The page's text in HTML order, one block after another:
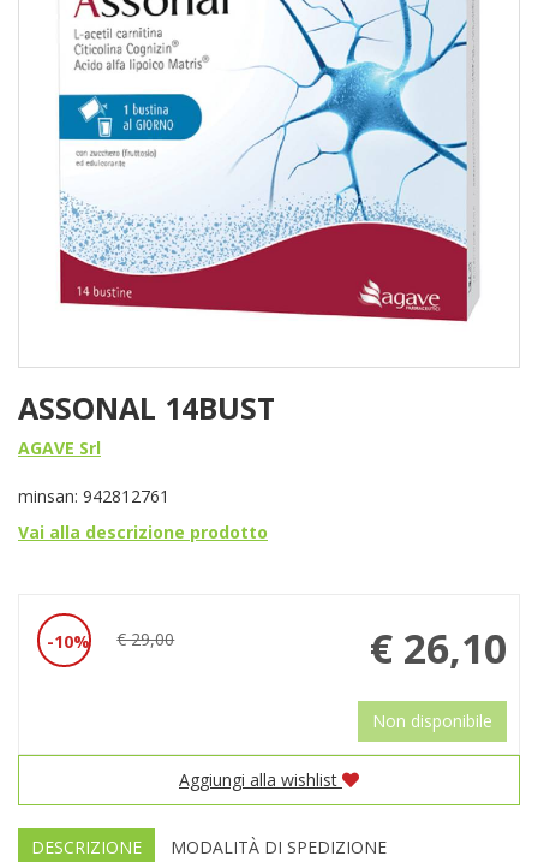
ASSONAL 14BUST
AGAVE Srl
minsan: 942812761
Vai alla descrizione prodotto
10% € 29,00
Prezzo
scontato
€ 26,10
Non disponibile
Aggiungi alla wishlist
DESCRIZIONE
MODALITÀ DI SPEDIZIONE